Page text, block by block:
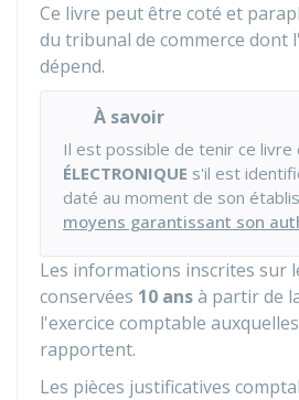
Ce livre peut être coté et
du tribunal de commerce dont
dépend.
À savoir
Il est possible de tenir ce livre
ÉLECTRONIQUE s'il est
daté au moment de son
moyens garantissant son
Les informations inscrites sur
conservées 10 ansà partir de
l'exercice comptable
rapportent.
Les pièces justificatives